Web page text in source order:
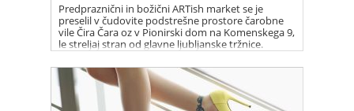
Predpraznični in božični ARTish market se je
preselil v čudovite podstrešne prostore čarobne
vile Čira Čara oz v Pionirski dom na Komenskega 9,
le streljaj stran od glavne ljubljanske tržnice.
ARTishani tja selijo svoje trgovinice, kjer boste
lahko napasli oči, poklepetali s sodelujočimi, si
privoščili katerega od unikatnih izdelkov
sodelujčih ustvarjalcev ter tako podprli njihov
trud.